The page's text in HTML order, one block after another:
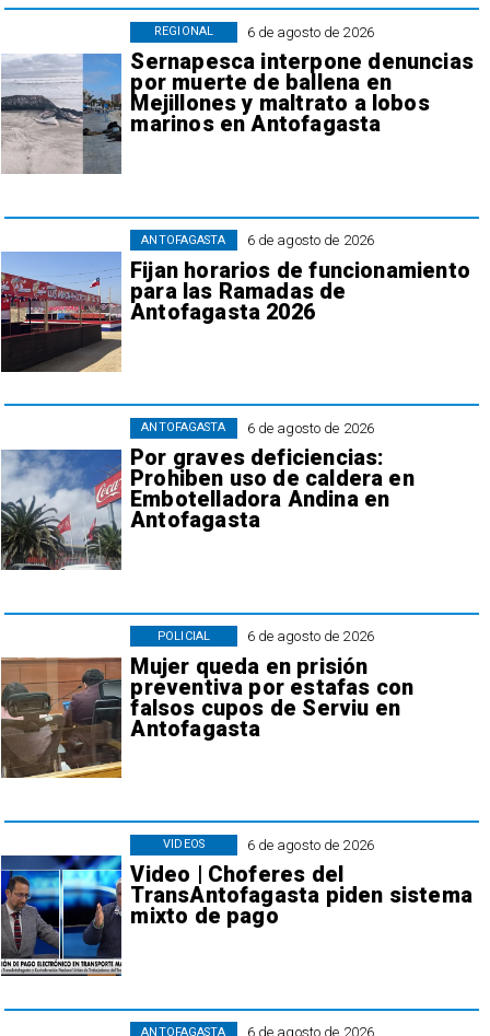
6 de agosto de 2026
Sernapesca interpone denuncias
por muerte de ballena en
Mejillones y maltrato a lobos
marinos en Antofagasta
REGIONAL
6 de agosto de 2026
Fijan horarios de funcionamiento
para las Ramadas de
Antofagasta 2026
ANTOFAGASTA
6 de agosto de 2026
Por graves deficiencias:
Prohiben uso de caldera en
Embotelladora Andina en
Antofagasta
ANTOFAGASTA
6 de agosto de 2026
Mujer queda en prisión
preventiva por estafas con
falsos cupos de Serviu en
Antofagasta
POLICIAL
6 de agosto de 2026
Video | Choferes del
TransAntofagasta piden sistema
mixto de pago
VIDEOS
6 de agosto de 2026
ANTOFAGASTA